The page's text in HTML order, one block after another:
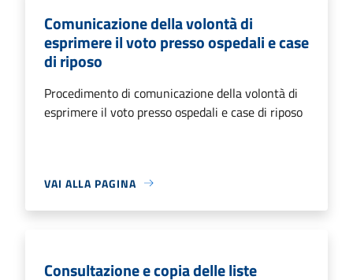
Comunicazione della volontà di
esprimere il voto presso ospedali e case
di riposo
Procedimento di comunicazione della volontà di
esprimere il voto presso ospedali e case di riposo
VAI ALLA PAGINA
Consultazione e copia delle liste